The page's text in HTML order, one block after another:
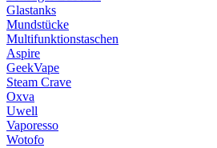
Glastanks
Mundstücke
Multifunktionstaschen
Aspire
GeekVape
Steam Crave
Oxva
Uwell
Vaporesso
Wotofo